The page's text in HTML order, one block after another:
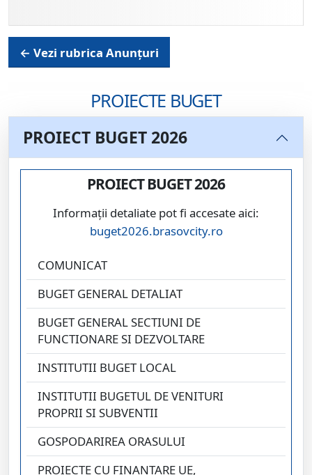
← Vezi rubrica Anunțuri
PROIECTE BUGET
PROIECT BUGET 2026
PROIECT BUGET 2026
Informații detaliate pot fi accesate aici:
buget2026.brasovcity.ro
COMUNICAT
BUGET GENERAL DETALIAT
BUGET GENERAL SECTIUNI DE
FUNCTIONARE SI DEZVOLTARE
INSTITUTII BUGET LOCAL
INSTITUTII BUGETUL DE VENITURI
PROPRII SI SUBVENTII
GOSPODARIREA ORASULUI
PROIECTE CU FINANTARE UE,